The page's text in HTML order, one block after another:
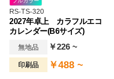
RS-TS-320
2027年卓上 カラフルエコ
カレンダー(B6サイズ)
無地品 ￥226 ~
印刷品 ￥488 ~